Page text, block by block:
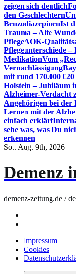
zeigen sich deutlich
den Geschlechtern
BenzodiazepinenIst
Trauma – Alte
PflegeAOK-
Pflegeunterschiede
MedikationVom
Vernachlässigung
mit rund 170.000 €20
Holstein – Jubiläum
Alzheimer-Verdacht
Angehörigen bei der
Lernen mit der
einfach erklärt
sehe was, was Du
erkennen
So.. Aug. 9th, 2026
Demenz
demenz-zeitung.de /
Impressum
Cookies